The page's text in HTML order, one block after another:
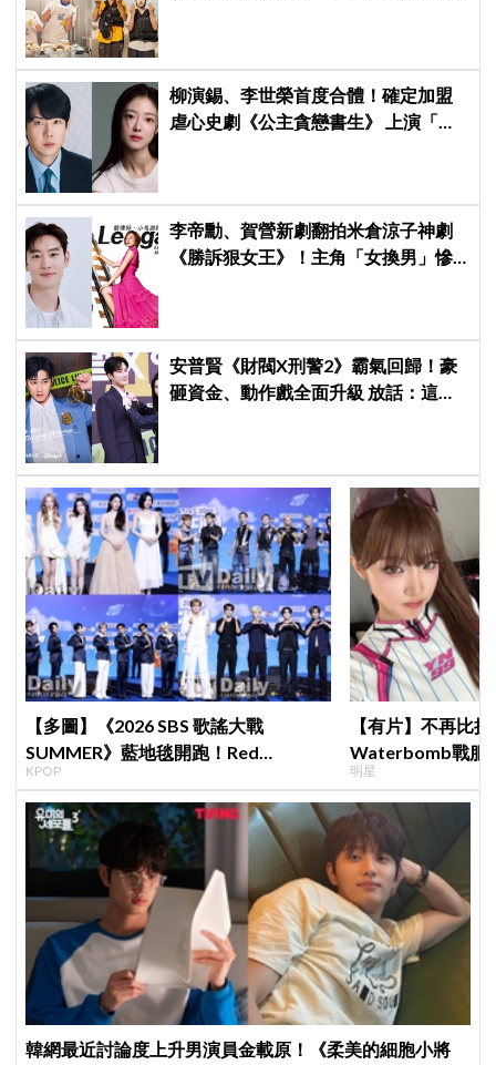
柳演錫、李世榮首度合體！確定加盟
虐心史劇《公主貪戀書生》 上演「朝
李帝勳、賀營新劇翻拍米倉涼子神劇
《勝訴狠女王》！主角「女換男」慘
安普賢《財閥X刑警2》霸氣回歸！豪
砸資金、動作戲全面升級 放話：這次
【多圖】《2026 SBS 歌謠大戰
SUMMER》藍地毯開跑！Red
Velvet、Stray Kids、ATEEZ、RIIZE
等愛豆登場
KPOP
【有片】不再比
Waterbomb戰服
評，逆向操作炸
明星
韓網最近討論度上升男演員金載原！《柔美的細胞小將